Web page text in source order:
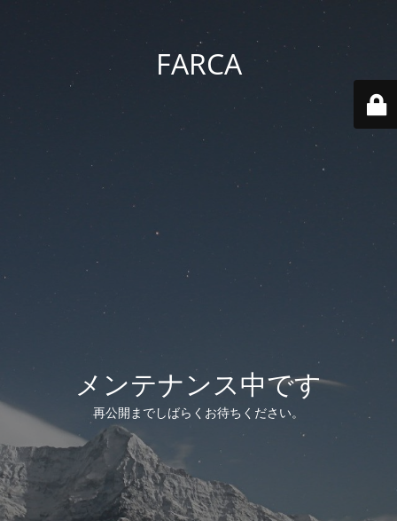
FARCA
メンテナンス中です
再公開までしばらくお待ちください。